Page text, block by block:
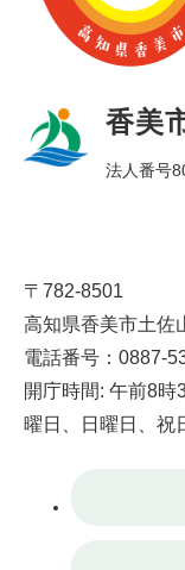
香美
法人番号
〒782-8501
高知県香美市土佐
電話番号：0887-
開庁時間: 午前8
曜日、日曜日、祝